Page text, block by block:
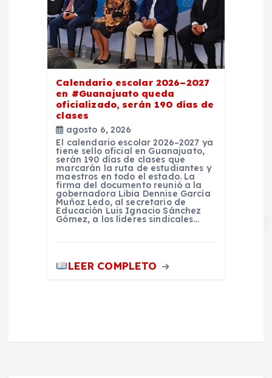
Calendario escolar 2026–2027
en #Guanajuato queda
oficializado, serán 190 días de
clases
agosto 6, 2026
El calendario escolar 2026–2027 ya
tiene sello oficial en Guanajuato,
serán 190 días de clases que
marcarán la ruta de estudiantes y
maestros en todo el estado. La
firma del documento reunió a la
gobernadora Libia Dennise García
Muñoz Ledo, al secretario de
Educación Luis Ignacio Sánchez
Gómez, a los líderes sindicales…
LEER COMPLETO